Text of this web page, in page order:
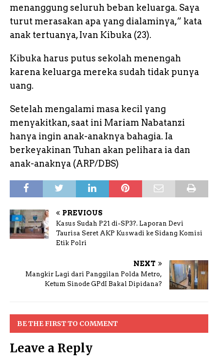
menanggung seluruh beban keluarga. Saya
turut merasakan apa yang dialaminya,” kata
anak tertuanya, Ivan Kibuka (23).
Kibuka harus putus sekolah menengah
karena keluarga mereka sudah tidak punya
uang.
Setelah mengalami masa kecil yang
menyakitkan, saat ini Mariam Nabatanzi
hanya ingin anak-anaknya bahagia. Ia
berkeyakinan Tuhan akan pelihara ia dan
anak-anaknya (ARP/DBS)
PREVIOUS
Kasus Sudah P21 di-SP3?. Laporan Devi
Taurisa Seret AKP Kuswadi ke Sidang Komisi
Etik Polri
NEXT
Mangkir Lagi dari Panggilan Polda Metro,
Ketum Sinode GPdI Bakal Dipidana?
BE THE FIRST TO COMMENT
Leave a Reply